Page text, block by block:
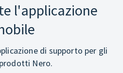
l'applicazione
di supporto per gli
Nero.